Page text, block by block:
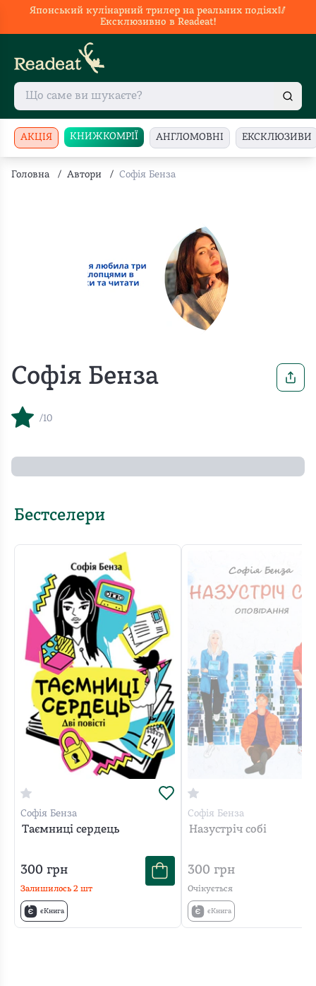
Японський кулінарний трилер на реальних подіях🥢
Ексклюзивно в Readeat!
АКЦІЯ КНИЖКОМРІЇ АНГЛОМОВНІ ЕКСКЛЮЗИВИ
Головна / Автори / Софія Бенза
Софія Бенза
/10
Бестселери
Софія Бенза
Таємниці сердець
300 грн
Залишилось 2 шт
єКнига
Софія Бенза
Назустріч собі
300 грн
Очікується
єКнига